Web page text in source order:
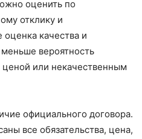
оценить по
отклику и
качества и
вероятность
или некачественным
официального договора.
все обязательства, цена,